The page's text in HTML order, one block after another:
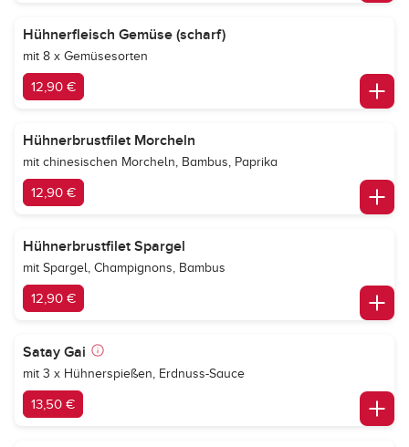
Hühnerfleisch Gemüse (scharf)
mit 8 x Gemüsesorten
12,90 €
Hühnerbrustfilet Morcheln
mit chinesischen Morcheln, Bambus, Paprika
12,90 €
Hühnerbrustfilet Spargel
mit Spargel, Champignons, Bambus
12,90 €
Satay Gai
mit 3 x Hühnerspießen, Erdnuss-Sauce
13,50 €